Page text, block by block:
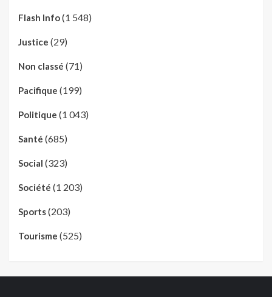
Flash Info(1 548)
Justice (29)
Non classé (71)
Pacifique (199)
Politique (1 043)
Santé (685)
Social (323)
Société (1 203)
Sports(203)
Tourisme (525)